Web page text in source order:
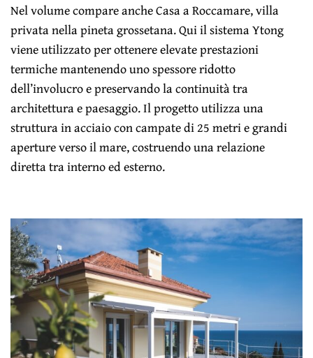
Nel volume compare anche Casa a Roccamare, villa
privata nella pineta grossetana. Qui il sistema Ytong
viene utilizzato per ottenere elevate prestazioni
termiche mantenendo uno spessore ridotto
dell’involucro e preservando la continuità tra
architettura e paesaggio. Il progetto utilizza una
struttura in acciaio con campate di 25 metri e grandi
aperture verso il mare, costruendo una relazione
diretta tra interno ed esterno.